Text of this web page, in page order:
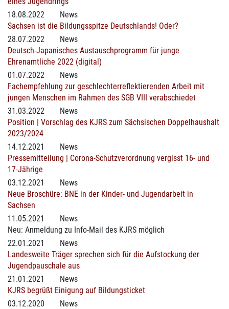
18.08.2022
News
Sachsen ist die Bildungsspitze Deutschlands! Oder?
28.07.2022
News
Deutsch-Japanisches Austauschprogramm für junge
Ehrenamtliche 2022 (digital)
01.07.2022
News
Fachempfehlung zur geschlechterreflektierenden Arbeit mit
jungen Menschen im Rahmen des SGB VIII verabschiedet
31.03.2022
News
Position | Vorschlag des KJRS zum Sächsischen Doppelhaushalt
2023/2024
14.12.2021
News
Pressemitteilung | Corona-Schutzverordnung vergisst 16- und
17-Jährige
03.12.2021
News
Neue Broschüre: BNE in der Kinder- und Jugendarbeit in
Sachsen
11.05.2021
News
Neu: Anmeldung zu Info-Mail des KJRS möglich
22.01.2021
News
Landesweite Träger sprechen sich für die Aufstockung der
Jugendpauschale aus
21.01.2021
News
KJRS begrüßt Einigung auf Bildungsticket
03.12.2020
News